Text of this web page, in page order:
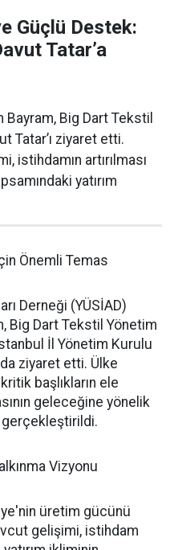
Güçlü Destek:
Tatar’a
Bayram, Big Dart Tekstil
Tatar’ı ziyaret etti.
istihdamın artırılması
yatırım
Önemli Temas
Derneği (YÜSİAD)
Big Dart Tekstil Yönetim
İl Yönetim Kurulu
ziyaret etti. Ülke
başlıkların ele
geleceğine yönelik
gerçekleştirildi.
Vizyonu
üretim gücünü
gelişimi, istihdam